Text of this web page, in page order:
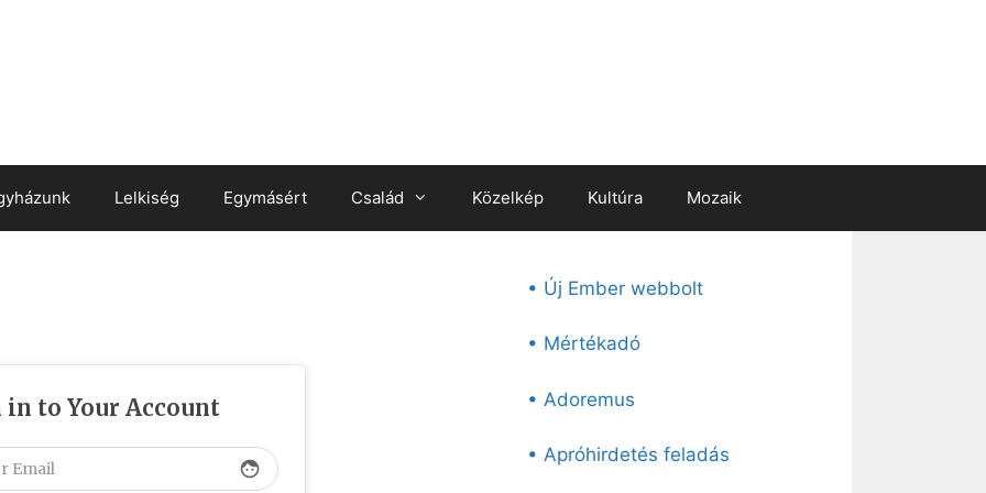
Lelkiség Egymásért Család Közelkép Kultúra Mozaik
in to Your Account
face
• Új Ember webbolt
• Mértékadó
• Adoremus
• Apróhirdetés feladás